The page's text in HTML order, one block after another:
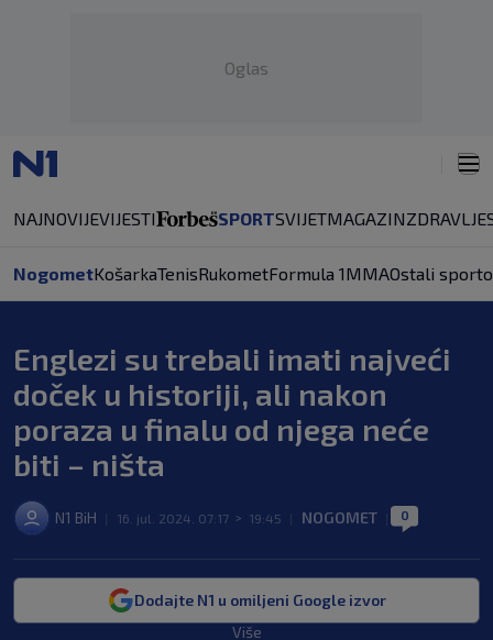
Oglas
NAJNOVIJEVIJESTI SPORTSVIJETMAGAZINZDRAVLJE
NogometKošarkaTenisRukometFormula 1MMAOstali
Englezi su trebali imati najveći
doček u historiji, ali nakon
poraza u finalu od njega neće
biti – ništa
N1 BiH 16. jul. 2024. 07:17 > 19:45 NOGOMET 0
Dodajte N1 u omiljeni Google izvor
Više